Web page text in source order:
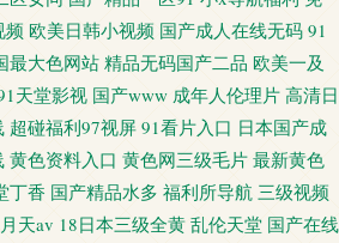
频 欧美日韩小视频 国产成人在线无码 91
最大色网站 精品无码国产二品 欧美一及
天堂影视 国产www 成年人伦理片 高清日
超碰福利97视屏 91看片入口 日本国产成
黄色资料入口 黄色网三级毛片 最新黄色
丁香 国产精品水多 福利所导航 三级视频
天av 18日本三级全黄 乱伦天堂 国产在线